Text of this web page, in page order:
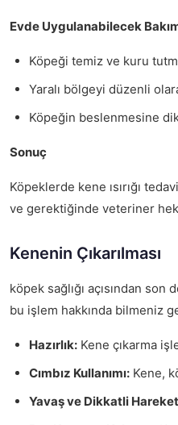
Evde Uygulanabilecek
Köpeği temiz ve kuru
Yaralı bölgeyi düzenli
Köpeğin beslenmesine
Sonuç
Köpeklerde kene ısırığı
ve gerektiğinde veteriner
Kenenin Çıkarılması
köpek sağlığı açısından
bu işlem hakkında bilmeniz
Hazırlık: Kene çıkarma
Cımbız Kullanımı: Kene,
Yavaş ve Dikkatli